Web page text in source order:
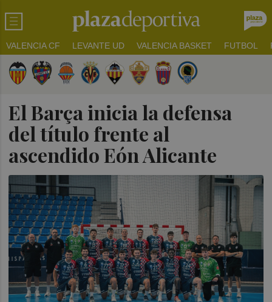
VALENCIA CF LEVANTE UD VALENCIA BASKET FUTBOL
El Barça inicia la defensa
del título frente al
ascendido Eón Alicante